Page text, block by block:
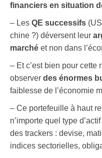
financiers en situation
– Les QE successifs
chine ?) déversent leur
marché et non dans
– Et c’est bien pour cette
observer des énormes
faiblesse de l’économie
– Ce portefeuille à haut
n’importe quel type
des trackers : devise,
indices sectorielles,